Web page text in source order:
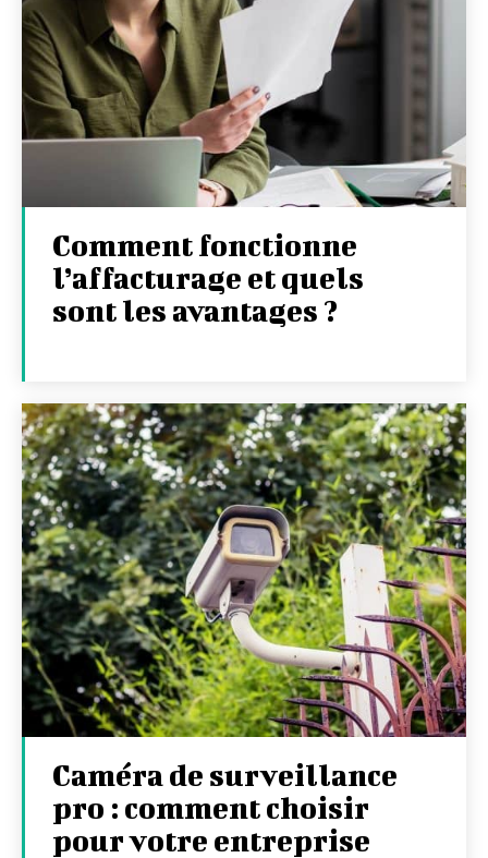
Comment fonctionne
l’affacturage et quels
sont les avantages ?
Caméra de surveillance
pro : comment choisir
pour votre entreprise